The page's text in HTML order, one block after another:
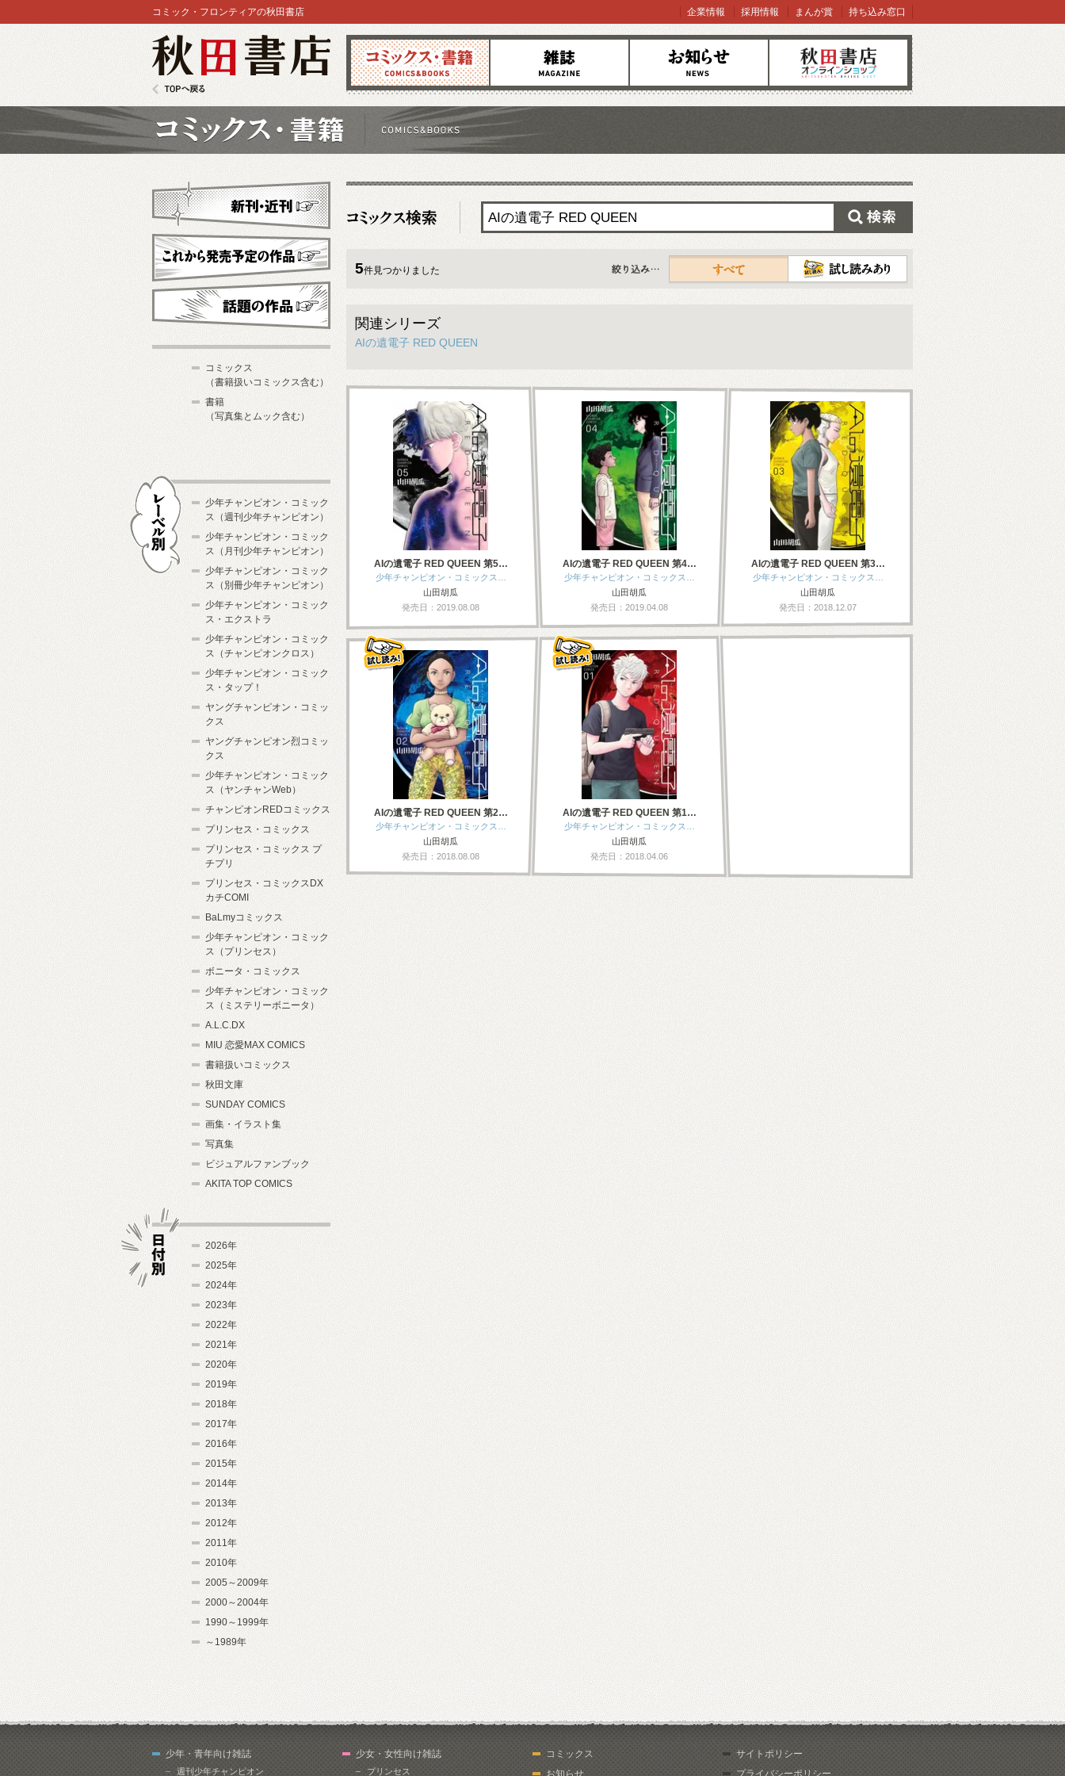
コミックス 雑誌 お知らせ オンラインショップ
コミック・フロンティアの秋田書店 企業情報 採用情報 まんが賞 持ち込み窓口
5件見つかりました
すべて
関連シリーズ
AIの遺電子 RED QUEEN
AIの遺電子 RED QUEEN 第5…
少年チャンピオン・コミックス…
山田胡瓜
発売日：2019.08.08
AIの遺電子 RED QUEEN 第4…
少年チャンピオン・コミックス…
山田胡瓜
発売日：2019.04.08
AIの遺電子 RED QUEEN 第3…
少年チャンピオン・コミックス…
山田胡瓜
発売日：2018.12.07
AIの遺電子 RED QUEEN 第2…
少年チャンピオン・コミックス…
山田胡瓜
発売日：2018.08.08
AIの遺電子 RED QUEEN 第1…
少年チャンピオン・コミックス…
山田胡瓜
発売日：2018.04.06
新刊・近刊
これから発売予定
コミックス
（書籍扱いコミックス含む）
書籍
（写真集とムック含む）
少年チャンピオン・コミック
ス（週刊少年チャンピオン）
少年チャンピオン・コミック
ス（月刊少年チャンピオン）
少年チャンピオン・コミック
ス（別冊少年チャンピオン）
少年チャンピオン・コミック
ス・エクストラ
少年チャンピオン・コミック
ス（チャンピオンクロス）
少年チャンピオン・コミック
ス・タップ！
ヤングチャンピオン・コミッ
クス
ヤングチャンピオン烈コミッ
クス
少年チャンピオン・コミック
ス（ヤンチャンWeb）
チャンピオンREDコミックス
プリンセス・コミックス
プリンセス・コミックス プ
チプリ
プリンセス・コミックスDX
カチCOMI
BaLmyコミックス
少年チャンピオン・コミック
ス（プリンセス）
ボニータ・コミックス
少年チャンピオン・コミック
ス（ミステリーボニータ）
A.L.C.DX
MIU 恋愛MAX COMICS
書籍扱いコミックス
秋田文庫
SUNDAY COMICS
画集・イラスト集
写真集
ビジュアルファンブック
AKITA TOP COMICS
2026年
2025年
2024年
2023年
2022年
2021年
2020年
2019年
2018年
2017年
2016年
2015年
2014年
2013年
2012年
2011年
2010年
2005～2009年
2000～2004年
1990～1999年
～1989年
少年・青年向け雑誌
週刊少年チャンピオン
少女・女性向け雑誌
プリンセス
コミックス
お知らせ
サイトポリシー
プライバシーポリシー